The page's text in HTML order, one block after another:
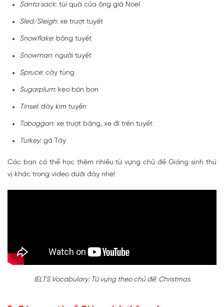
Santa sack: túi quà của ông già Noel
Sled/Sleigh: xe trượt tuyết
Snowflake: bông tuyết
Snowman: người tuyết
Spruce: cây tùng
Sugarplum: kẹo bòn bon
Tinsel: dây kim tuyến
Toboggan: xe trượt băng, xe đi trên tuyết
Turkey: gà Tây
Các bạn có thể học thêm nhiều từ vựng chủ đề Giáng sinh thú
vị khác trong video dưới đây nhé!
IELTS Vocabulary: Từ vựng theo chủ đề: Christmas